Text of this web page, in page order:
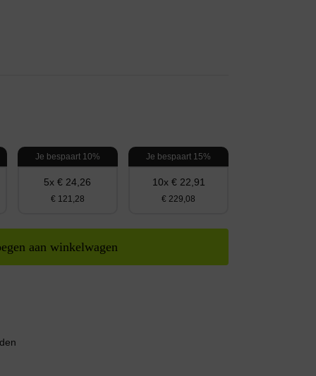
Je bespaart 10%
5x € 24,26
€ 121,28
Je bespaart 15%
10x € 22,91
€ 229,08
aan winkelwagen